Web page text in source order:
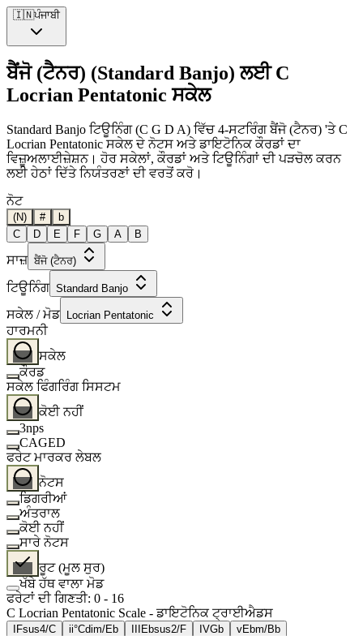
🇮🇳ਪੰਜਾਬੀ
ਬੈਂਜੋ (ਟੈਨਰ) (Standard Banjo) ਲਈ C
Locrian Pentatonic ਸਕੇਲ
Standard Banjo ਟਿਊਨਿੰਗ (C G D A) ਵਿੱਚ 4-ਸਟਰਿੰਗ ਬੈਂਜੋ (ਟੈਨਰ) 'ਤੇ C
Locrian Pentatonic ਸਕੇਲ ਦੇ ਨੋਟਸ ਅਤੇ ਡਾਇਟੋਨਿਕ ਕੌਰਡਾਂ ਦਾ
ਵਿਜ਼ੂਅਲਾਈਜ਼ੇਸ਼ਨ। ਹੋਰ ਸਕੇਲਾਂ, ਕੌਰਡਾਂ ਅਤੇ ਟਿਊਨਿੰਗਾਂ ਦੀ ਪੜਚੋਲ ਕਰਨ
ਲਈ ਹੇਠਾਂ ਦਿੱਤੇ ਨਿਯੰਤਰਣਾਂ ਦੀ ਵਰਤੋਂ ਕਰੋ।
ਨੋਟ
(N) #
b
C
D E F G A B
ਸਾਜ਼ ਬੈਂਜੋ (ਟੈਨਰ)
ਟਿਊਨਿੰਗ Standard Banjo
ਸਕੇਲ / ਮੋਡ Locrian Pentatonic
ਹਾਰਮਨੀ
ਸਕੇਲ
ਕੌਰਡ
ਸਕੇਲ ਫਿੰਗਰਿੰਗ ਸਿਸਟਮ
ਕੋਈ ਨਹੀਂ
3nps
CAGED
ਫਰੇਟ ਮਾਰਕਰ ਲੇਬਲ
ਨੋਟਸ
ਡਿਗਰੀਆਂ
ਅੰਤਰਾਲ
ਕੋਈ ਨਹੀਂ
ਸਾਰੇ ਨੋਟਸ
ਰੂਟ (ਮੂਲ ਸੁਰ)
ਖੱਬੇ ਹੱਥ ਵਾਲਾ ਮੋਡ
ਫਰੇਟਾਂ ਦੀ ਗਿਣਤੀ: 0 - 16
C Locrian Pentatonic Scale - ਡਾਇਟੋਨਿਕ ਟ੍ਰਾਈਐਡਸ
Fsus4/C ii°Cdim/Eb Ebsus2/F IVGb vEbm/Bb